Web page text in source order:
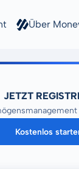
Über
JETZT
Kostenlos